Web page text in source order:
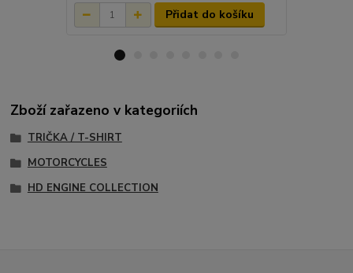
Přidat do košíku
Zboží zařazeno v kategoriích
TRIČKA / T-SHIRT
MOTORCYCLES
HD ENGINE COLLECTION